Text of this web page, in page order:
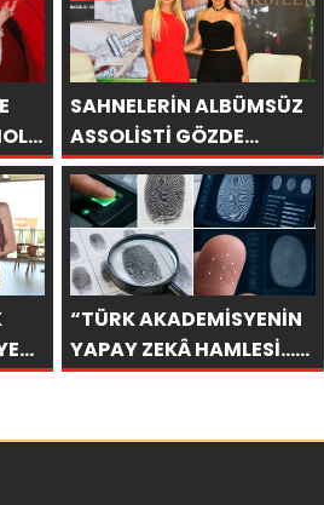
SAHNELERİN ALBÜMSÜZ
ASSOLİSTİ GÖZDE
DEMİRBİLEK, NR1
MAGAZİN’DE: “SON
ASSOLİST OLARAK VAR
OLACAĞIM!”
“TÜRK AKADEMİSYENİN
YAPAY ZEKÂ HAMLESİ…
PARMAK İZİNDEN KİŞİYE